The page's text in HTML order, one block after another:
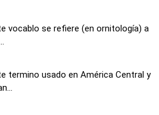
vocablo se refiere (en ornitología) a
termino usado en América Central y